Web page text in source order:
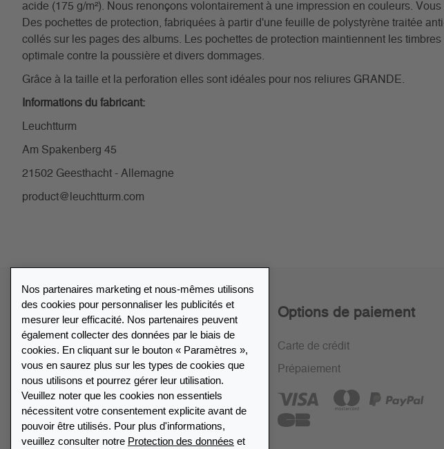
acide (175 g/m²). Nous renonçons volontairement à une impression en couleurs.
Des pochettes de protection, fabriquées à partir d'une feuille de polystyrène traitée
collés sur les pages des albums. Les pochettes de protection maintiennent les
optimale contre la poussière et divers dommages.
Grâce à la taille et la perforation elles sont idéales pour nos reliures GRANDE.
Informations du fabricant:
Leuchtturm
Am Spakenberg 45
21502 Geesthacht - Allemagne
product@leuchtturm.com
Service
Politique de retour de 30 jours
Cryptage SSL
FAQ
Options de paiement
Carte de crédit
Prépaiement
Nos partenaires marketing et nous-mêmes utilisons
des cookies pour personnaliser les publicités et
mesurer leur efficacité. Nos partenaires peuvent
également collecter des données par le biais de
cookies. En cliquant sur le bouton « Paramètres »,
vous en saurez plus sur les types de cookies que
nous utilisons et pourrez gérer leur utilisation.
Veuillez noter que les cookies non essentiels
nécessitent votre consentement explicite avant de
pouvoir être utilisés. Pour plus d'informations,
veuillez consulter notre Protection des données et